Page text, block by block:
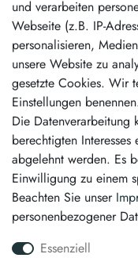
und verarbeiten
Webseite (z.B. IP-
personalisieren,
unsere Website zu
gesetzte Cookies. Wir
Einstellungen
Die
berechtigten
abgelehnt werden. Es
Einwilligung zu einem
Beachten Sie unser
personenbezogener
Essenziell